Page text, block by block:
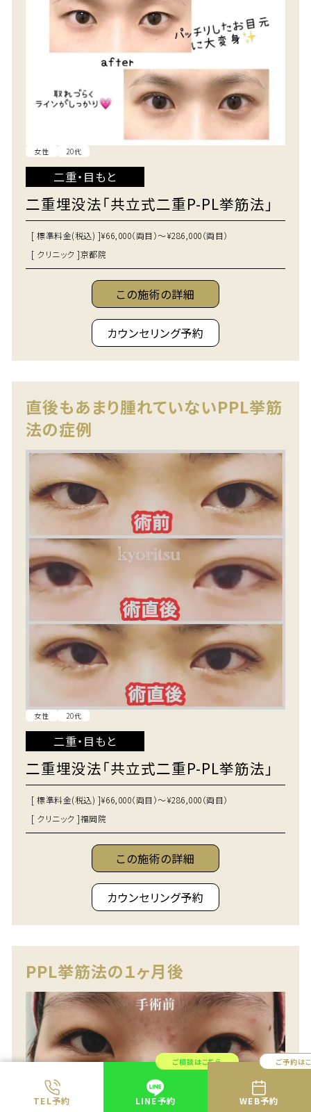
TEL予約
ご相談はこちら
LINE予約
ご予約は
WEB予約
女性 20代
二重・目もと
二重埋没法「共立式二重P-PL挙筋法」
[ 標準料金(税込) ]¥66,000（両目）～¥286,000（両目）
[ クリニック ]京都院
この施術の詳細
カウンセリング予約
直後もあまり腫れていないPPL挙筋
法の症例
女性 20代
二重・目もと
二重埋没法「共立式二重P-PL挙筋法」
[ 標準料金(税込) ]¥66,000（両目）～¥286,000（両目）
[ クリニック ]福岡院
この施術の詳細
カウンセリング予約
PPL挙筋法の１ヶ月後